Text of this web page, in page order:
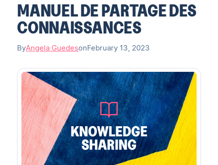
MANUEL DE PARTAGE DES
CONNAISSANCES
ByAngela GuedesonFebruary 13, 2023